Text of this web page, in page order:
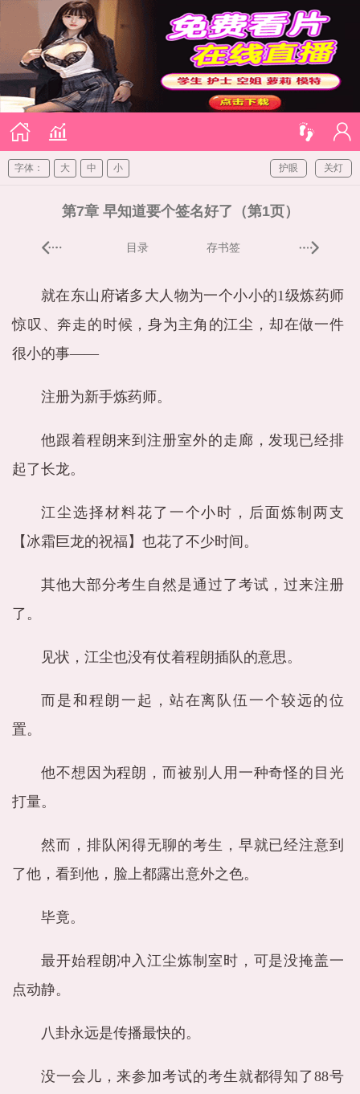
关灯
护眼
字体： 大 中 小
第7章 早知道要个签名好了（第1页）
目录 存书签
就在东山府诸多大人物为一个小小的1级炼药师
惊叹、奔走的时候，身为主角的江尘，却在做一件
很小的事——
注册为新手炼药师。
他跟着程朗来到注册室外的走廊，发现已经排
起了长龙。
江尘选择材料花了一个小时，后面炼制两支
【冰霜巨龙的祝福】也花了不少时间。
其他大部分考生自然是通过了考试，过来注册
了。
见状，江尘也没有仗着程朗插队的意思。
而是和程朗一起，站在离队伍一个较远的位
置。
他不想因为程朗，而被别人用一种奇怪的目光
打量。
然而，排队闲得无聊的考生，早就已经注意到
了他，看到他，脸上都露出意外之色。
毕竟。
最开始程朗冲入江尘炼制室时，可是没掩盖一
点动静。
八卦永远是传播最快的。
没一会儿，来参加考试的考生就都得知了88号